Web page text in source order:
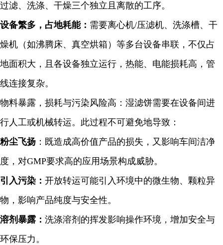
过滤、洗涤、干燥三个独立且离散的工序。
设备繁多，占地耗能： 需要离心机/压滤机、洗涤槽、干
燥机（如沸腾床、真空烘箱）等多台设备串联，不仅占
地面积大，且各设备独立运行，热能、电能损耗高，管
线连接复杂。
物料暴露，损耗与污染风险高：湿滤饼需要在设备间进
行人工或机械转运。此过程不可避免地导致：
粉尘飞扬 ：既造成高价值产品的损失，又影响车间洁净
度，对GMP要求高的应用场景构成威胁。
引入污染： 开放转运可能引入环境中的微生物、颗粒异
物，影响产品纯度与安全性。
溶剂暴露： 洗涤溶剂的挥发影响操作环境，增加安全与
环保压力。